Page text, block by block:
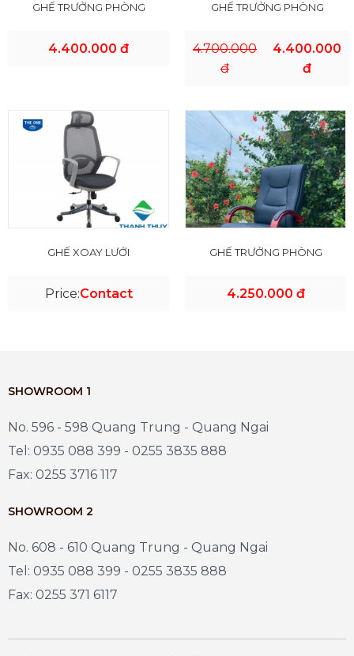
GHẾ TRƯỞNG PHÒNG
4.400.000 đ
GHẾ TRƯỞNG PHÒNG
4.700.000
đ
4.400.000
đ
GHẾ XOAY LƯỚI
Price:Contact
GHẾ TRƯỞNG PHÒNG
4.250.000 đ
SHOWROOM 1
No. 596 - 598 Quang Trung - Quang Ngai
Tel: 0935 088 399 - 0255 3835 888
Fax: 0255 3716 117
SHOWROOM 2
No. 608 - 610 Quang Trung - Quang Ngai
Tel: 0935 088 399 - 0255 3835 888
Fax: 0255 371 6117